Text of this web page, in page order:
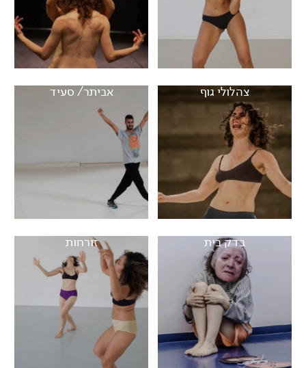
צהלולי גוף אביתר/ סעיד
בדק בית זורחות